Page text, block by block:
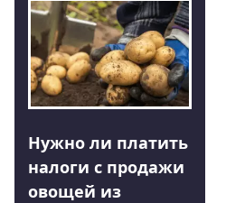
Нужно ли платить
налоги с продажи
овощей из